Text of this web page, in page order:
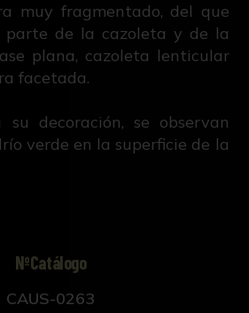
muy fragmentado, del que
parte de la cazoleta y de la
plana, cazoleta lenticular
facetada.
decoración, se observan
verde en la superficie de la
NºCatálogo
CAUS-0263